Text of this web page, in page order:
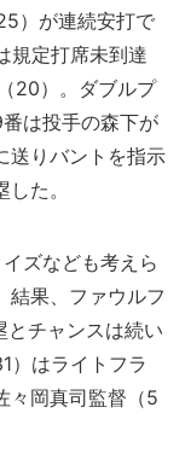
）が連続安打で
規定打席未到達
20）。ダブルプ
は投手の森下が
送りバントを指示
た。
ズなども考えら
結果、ファウルフ
チャンスは続い
）はライトフラ
々岡真司監督（5